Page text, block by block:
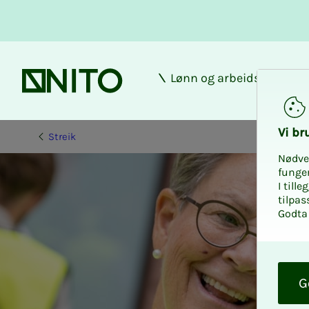
Forsiden
Lønn og arbeidsforhold
Streik Vi
I